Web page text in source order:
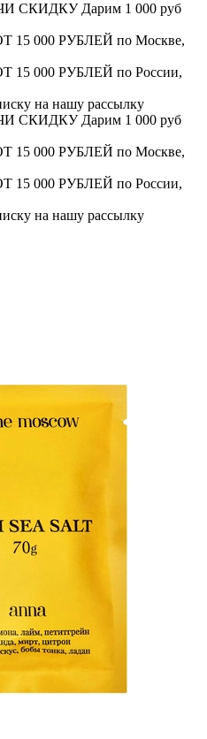
СКИДКУ Дарим 1 000 руб
000 РУБЛЕЙ по Москве,
000 РУБЛЕЙ по России,
на нашу рассылку
СКИДКУ Дарим 1 000 руб
000 РУБЛЕЙ по Москве,
000 РУБЛЕЙ по России,
на нашу рассылку